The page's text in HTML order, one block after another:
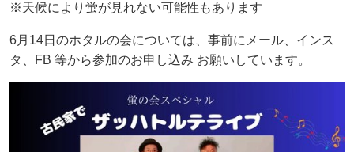
※天候により蛍が見れない可能性もあります
6月14日のホタルの会については、事前にメール、インス
タ、FB 等から参加のお申し込み お願いしています。